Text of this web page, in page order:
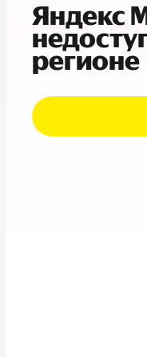
Яндекс
регионе